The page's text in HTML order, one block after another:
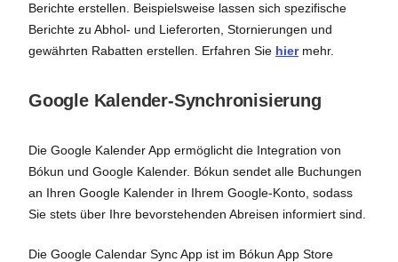
Berichte erstellen. Beispielsweise lassen sich spezifische
Berichte zu Abhol- und Lieferorten, Stornierungen und
gewährten Rabatten erstellen. Erfahren Sie hiermehr.
Google Kalender-Synchronisierung
Die Google Kalender App ermöglicht die Integration von
Bókun und Google Kalender. Bókun sendet alle Buchungen
an Ihren Google Kalender in Ihrem Google-Konto, sodass
Sie stets über Ihre bevorstehenden Abreisen informiert sind.
Die Google Calendar Sync App ist im Bókun App Store